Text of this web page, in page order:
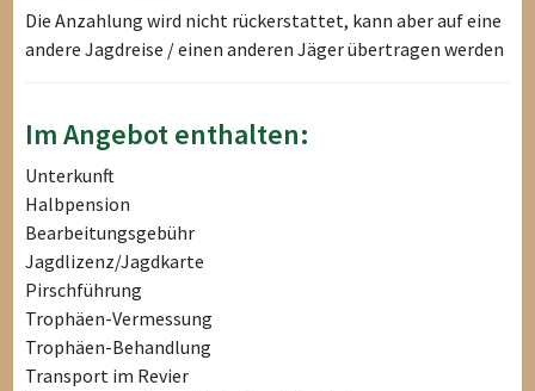
Die Anzahlung wird nicht rückerstattet, kann aber auf eine
andere Jagdreise / einen anderen Jäger übertragen werden
Im Angebot enthalten:
Unterkunft
Halbpension
Bearbeitungsgebühr
Jagdlizenz/Jagdkarte
Pirschführung
Trophäen-Vermessung
Trophäen-Behandlung
Transport im Revier